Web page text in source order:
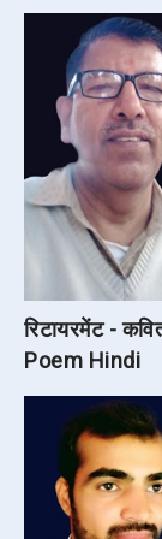
रिटायरमेंट -
Poem Hindi